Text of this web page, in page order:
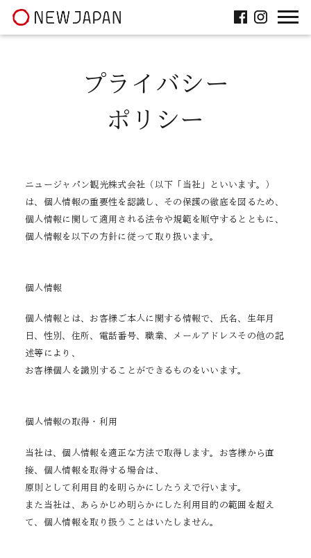
facebookInstagram
プライバシー
ポリシー
ニュージャパン観光株式会社（以下「当社」といいます。）
は、個人情報の重要性を認識し、その保護の徹底を図るため、
個人情報に関して適用される法令や規範を順守するとともに、
個人情報を以下の方針に従って取り扱います。
個人情報
個人情報とは、お客様ご本人に関する情報で、氏名、生年月
日、性別、住所、電話番号、職業、メールアドレスその他の記
述等により、
お客様個人を識別することができるものをいいます。
個人情報の取得・利用
当社は、個人情報を適正な方法で取得します。お客様から直
接、個人情報を取得する場合は、
原則として利用目的を明らかにしたうえで行います。
また当社は、あらかじめ明らかにした利用目的の範囲を超え
て、個人情報を取り扱うことはいたしません。